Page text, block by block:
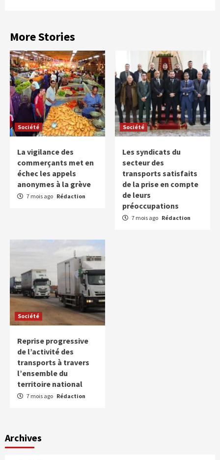
More Stories
Société
La vigilance des
commerçants met en
échec les appels
anonymes à la grève
7 mois ago Rédaction
Société
Les syndicats du
secteur des
transports satisfaits
de la prise en compte
de leurs
préoccupations
7 mois ago Rédaction
Société
Reprise progressive
de l’activité des
transports à travers
l’ensemble du
territoire national
7 mois ago Rédaction
Archives